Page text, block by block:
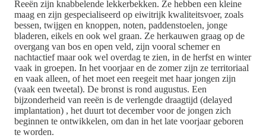
Reeën zijn knabbelende lekkerbekken. Ze hebben een kleine
maag en zijn gespecialiseerd op eiwitrijk kwaliteitsvoer, zoals
bessen, twijgen en knoppen, noten, paddenstoelen, jonge
bladeren, eikels en ook wel graan. Ze herkauwen graag op de
overgang van bos en open veld, zijn vooral schemer en
nachtactief maar ook wel overdag te zien, in de herfst en winter
vaak in groepen. In het voorjaar en de zomer zijn ze territoriaal
en vaak alleen, of het moet een reegeit met haar jongen zijn
(vaak een tweetal). De bronst is rond augustus. Een
bijzonderheid van reeën is de verlengde draagtijd (delayed
implantation) , het duurt tot december voor de jongen zich
beginnen te ontwikkelen, om dan in het late voorjaar geboren
te worden.